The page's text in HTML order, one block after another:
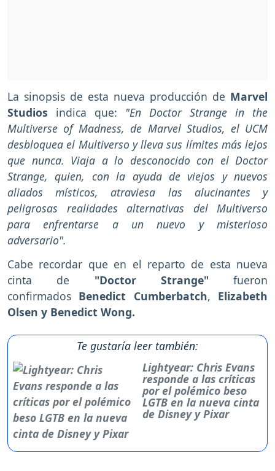
La sinopsis de esta nueva producción de Marvel
Studios indica que: "En Doctor Strange in the
Multiverse of Madness, de Marvel Studios, el UCM
desbloquea el Multiverso y lleva sus límites más lejos
que nunca. Viaja a lo desconocido con el Doctor
Strange, quien, con la ayuda de viejos y nuevos
aliados místicos, atraviesa las alucinantes y
peligrosas realidades alternativas del Multiverso
para enfrentarse a un nuevo y misterioso
adversario".
Cabe recordar que en el reparto de esta nueva
cinta de "Doctor Strange" fueron
confirmados Benedict Cumberbatch, Elizabeth
Olsen y Benedict Wong.
Te gustaría leer también:
Lightyear: Chris Evans
responde a las críticas
por el polémico beso
LGTB en la nueva cinta
de Disney y Pixar